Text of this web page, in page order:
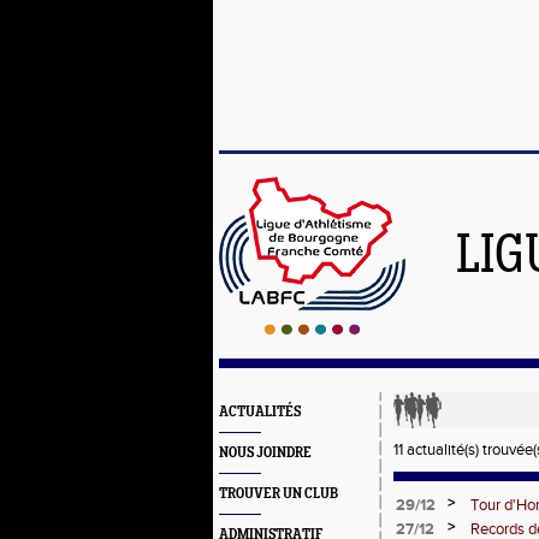
ACTUALITÉS
NOUS JOINDRE
TROUVER UN CLUB
ADMINISTRATIF
11 actualité(s)
29/12 >
Tour
27/12
>
Records